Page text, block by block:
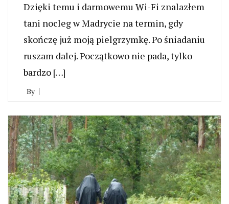
Dzięki temu i darmowemu Wi-Fi znalazłem
tani nocleg w Madrycie na termin, gdy
skończę już moją pielgrzymkę. Po śniadaniu
ruszam dalej. Początkowo nie pada, tylko
bardzo […]
By